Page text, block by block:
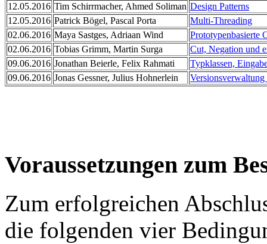
12.05.2016 Tim Schirrmacher, Ahmed Soliman Design Patterns
12.05.2016 Patrick Bögel, Pascal Porta
Multi-Threading
02.06.2016 Maya Sastges, Adriaan Wind
Prototypenbasierte
02.06.2016 Tobias Grimm, Martin Surga
Cut, Negation und
09.06.2016 Jonathan Beierle, Felix Rahmati
Typklassen,
09.06.2016 Jonas Gessner, Julius Hohnerlein
Voraussetzungen zum
Zum erfolgreichen
die folgenden vier